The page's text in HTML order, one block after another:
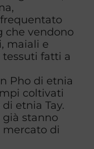
che vendono
maiali e
fatti a
Pho di etnia
coltivati
etnia Tay.
già stanno
mercato di